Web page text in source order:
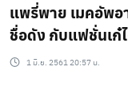
แพรี่พาย เมคอัพอ
ชื่อดัง กับแฟชั่นเก๋
กระแสชุดไทย ให้โก
1 มิ.ย. 2561 20:57 น.